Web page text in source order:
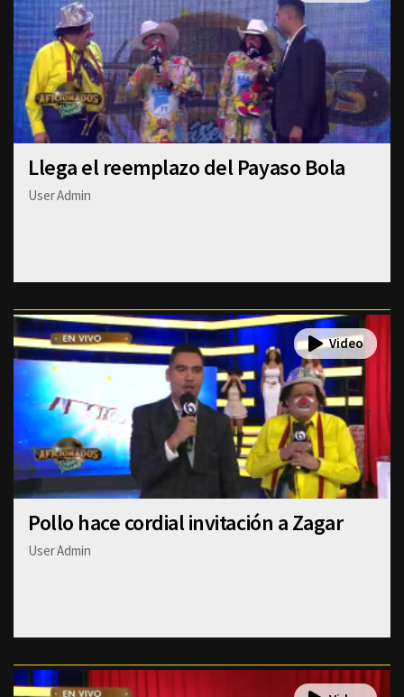
Llega el reemplazo del Payaso Bola
User Admin
Pollo hace cordial invitación a Zagar
User Admin